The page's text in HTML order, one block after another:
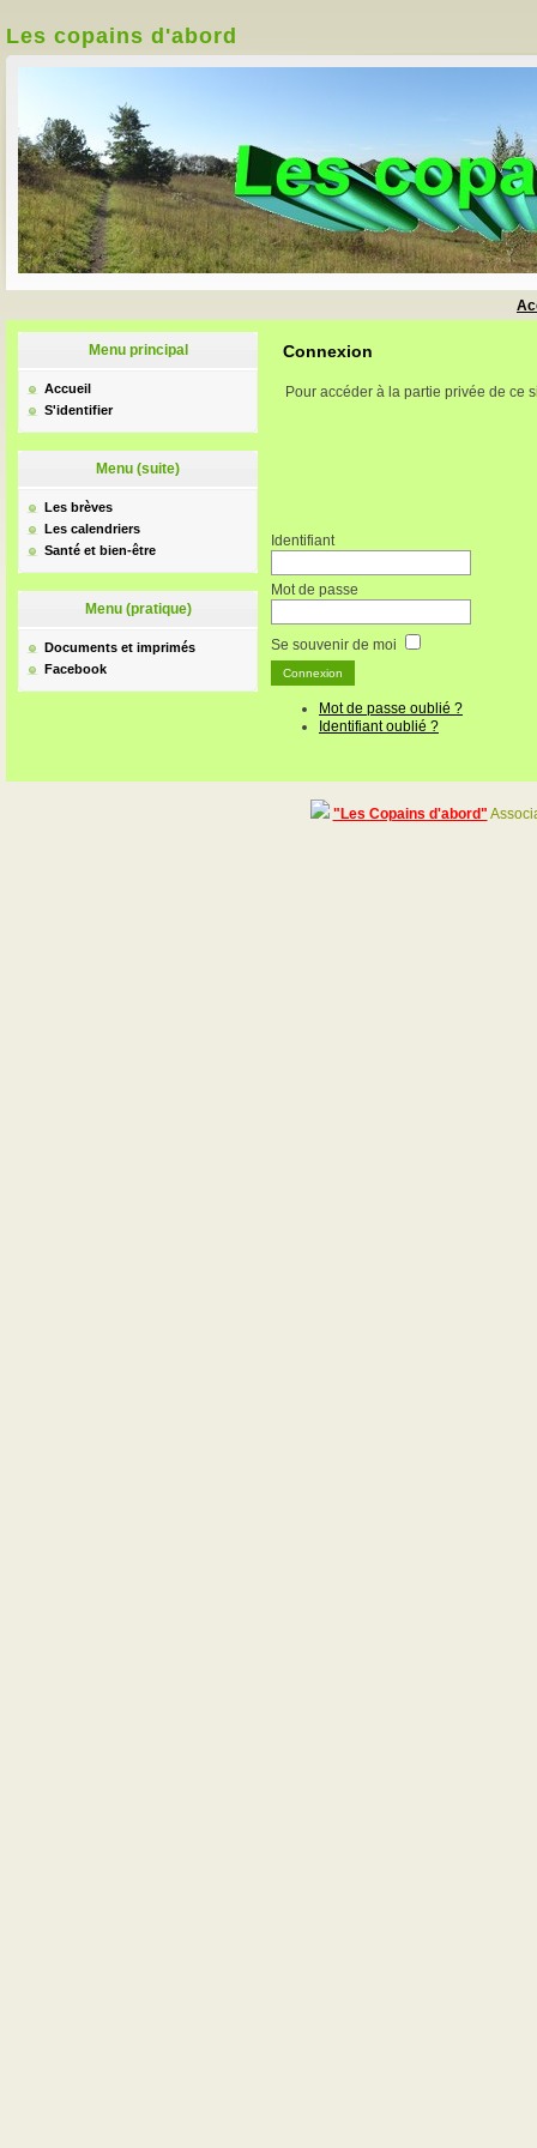
Les copains d'abord
Menu principal
Accueil
S'identifier
Menu (suite)
Les brèves
Les calendriers
Santé et bien-être
Menu (pratique)
Documents et imprimés
Facebook
Connexion
Pour accéder à la partie privée de ce
Identifiant
Mot de passe
Se souvenir de moi
Mot de passe oublié ?
Identifiant oublié ?
"Les Copains d'abord"